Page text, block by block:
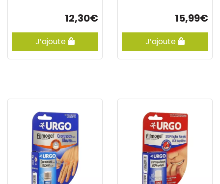
12,30€
J’ajoute
15,99€
J’ajoute